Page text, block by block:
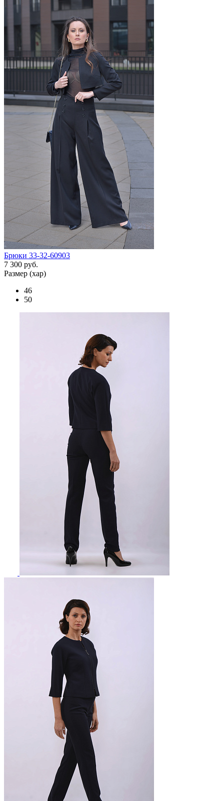
Брюки 33-32-60903
7 300 руб.
Размер (хар)
46
50